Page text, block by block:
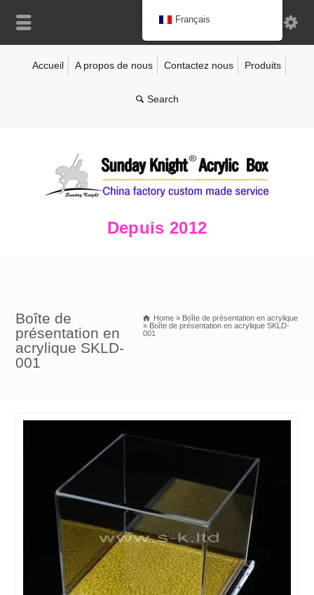
Accueil A propos de nous Contactez nous Produits
Depuis 2012
Boîte de
présentation en
acrylique SKLD-
001
Home » Boîte de présentation en acrylique
» Boîte de présentation en acrylique SKLD-
001
Français